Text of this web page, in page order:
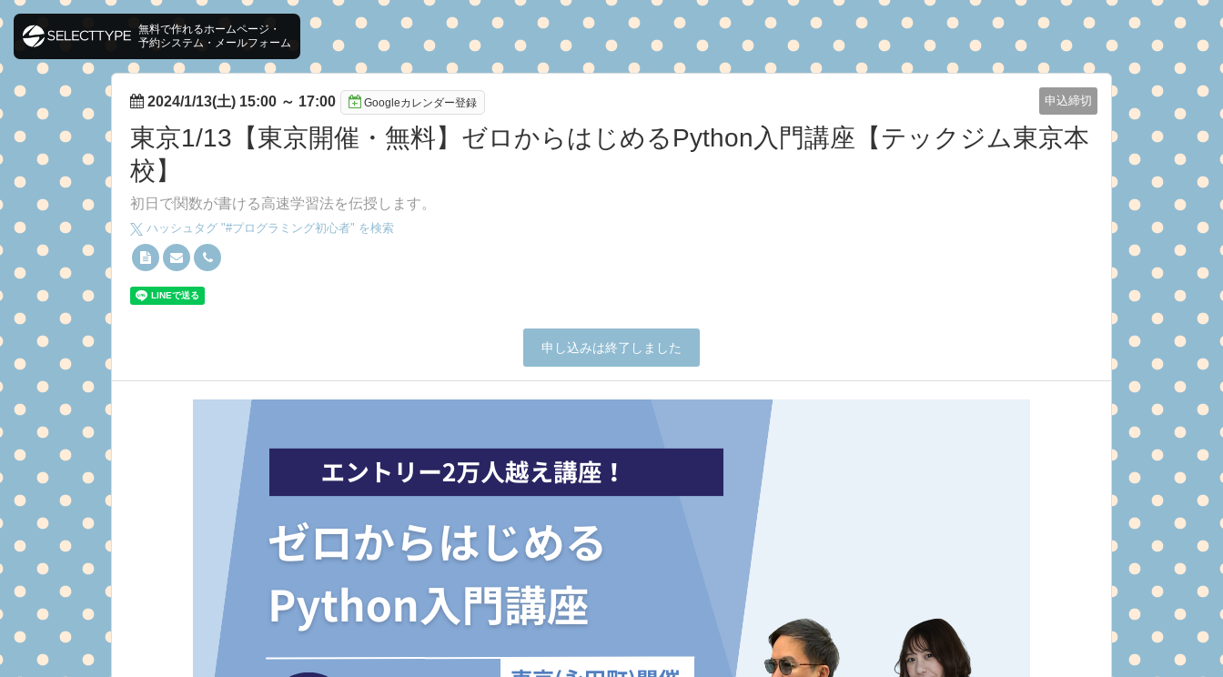
2024/1/13(土) 15:00 ～ 17:00 Googleカレンダー登録 申込締切
東京1/13【東京開催・無料】ゼロからはじめるPython入門講座【テックジム東京本
校】
初日で関数が書ける高速学習法を伝授します。
ハッシュタグ "#プログラミング初心者" を検索
申し込みは終了しました
無料で作れるホームページ・
予約システム・メールフォーム